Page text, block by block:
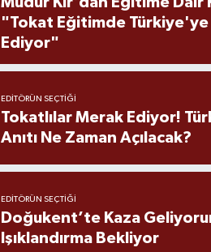
"Tokat Eğitimde
Ediyor"
EDITÖRÜN SEÇTIĞI
Tokatlılar Merak Ediyor!
Anıtı Ne Zaman Açılacak?
EDITÖRÜN SEÇTIĞI
Doğukent’te Kaza
Işıklandırma Bekliyor